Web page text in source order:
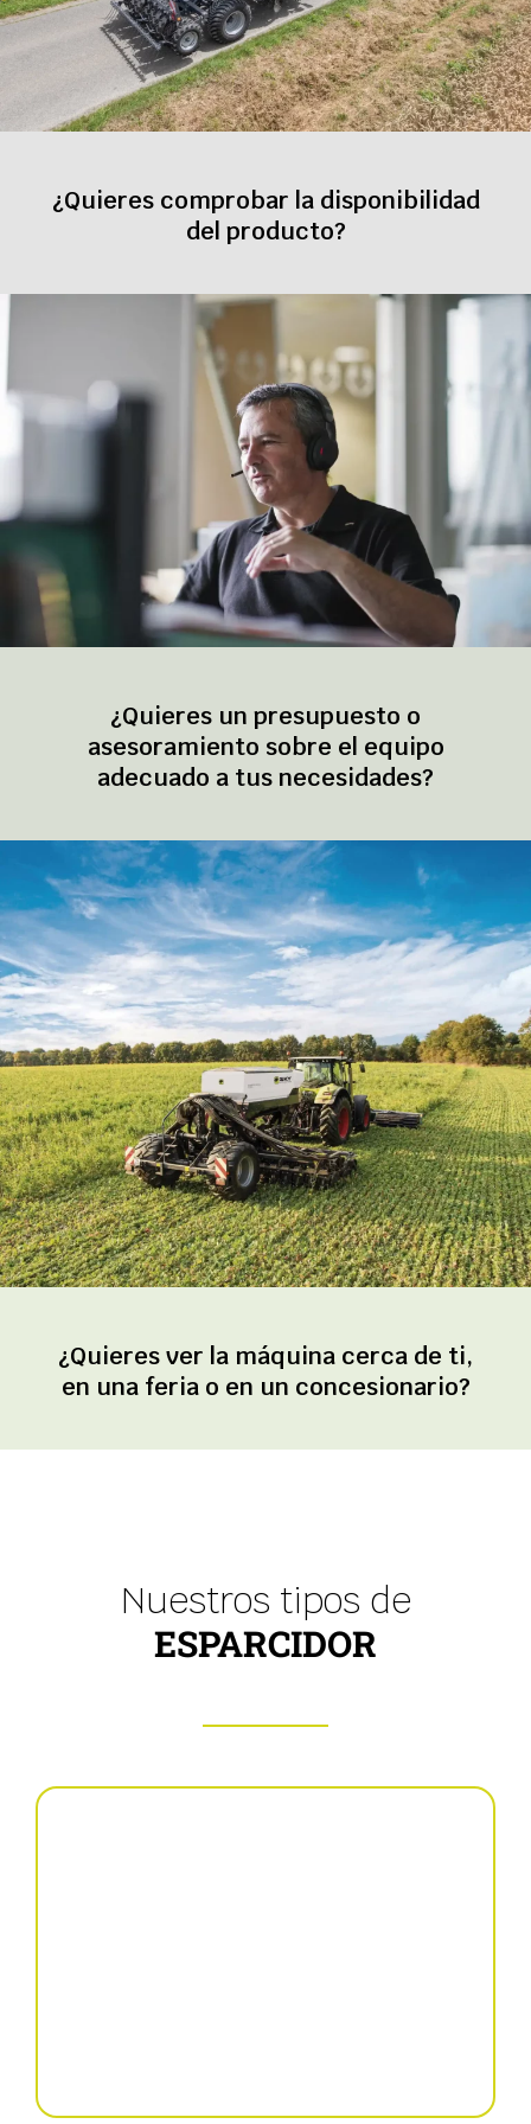
¿Quieres comprobar la disponibilidad
del producto?
¿Quieres un presupuesto o
asesoramiento sobre el equipo
adecuado a tus necesidades?
¿Quieres ver la máquina cerca de ti,
en una feria o en un concesionario?
Nuestros tipos de
ESPARCIDOR